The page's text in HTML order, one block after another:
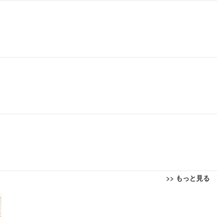
>> もっと見る
面昇降 強化ナイロン樹脂ベース 通気性メッシュ 在宅ワーク H-WY01